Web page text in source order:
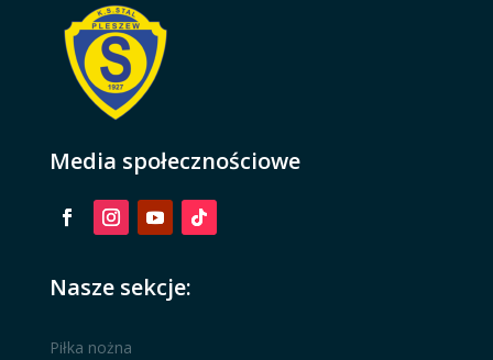
Media społecznościowe
Nasze sekcje:
Piłka nożna